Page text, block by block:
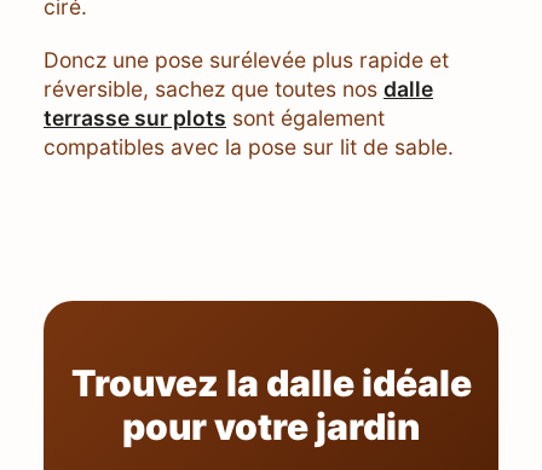
ciré.
Doncz une pose surélevée plus rapide et
réversible, sachez que toutes nos dalle
terrasse sur plots sont également
compatibles avec la pose sur lit de sable.
Trouvez la dalle idéale
pour votre jardin